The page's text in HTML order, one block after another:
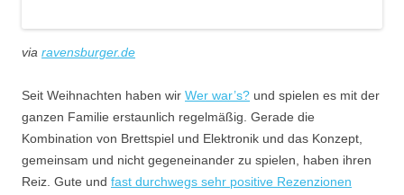
via ravensburger.de
Seit Weihnachten haben wir Wer war’s? und spielen es mit der
ganzen Familie erstaunlich regelmäßig. Gerade die
Kombination von Brettspiel und Elektronik und das Konzept,
gemeinsam und nicht gegeneinander zu spielen, haben ihren
Reiz. Gute und fast durchwegs sehr positive Rezenzionen